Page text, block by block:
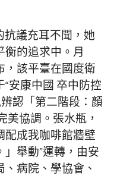
議充耳不聞，她
衡的追求中。月
，該平臺在國度衛
安康中國 卒中防控
認「第二階段：顏
美協調。張水瓶，
配成我咖啡館牆壁
舉動”運轉，由安
病院、學協會、